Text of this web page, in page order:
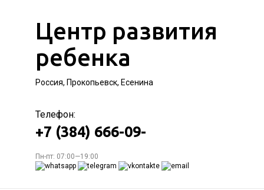
Центр развития
ребенка
Россия, Прокопьевск, Есенина
Телефон:
+7 (384) 666-09-
Пн-пт: 07:00—19:00